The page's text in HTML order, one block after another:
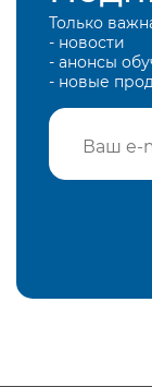
Только
- новости
- анонсы
- новые